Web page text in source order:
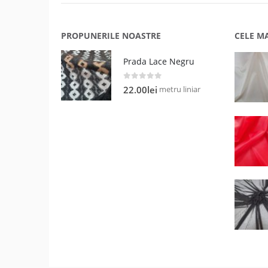
PROPUNERILE NOASTRE
Prada Lace Negru
0 out of 5
22.00lei metru liniar
CELE